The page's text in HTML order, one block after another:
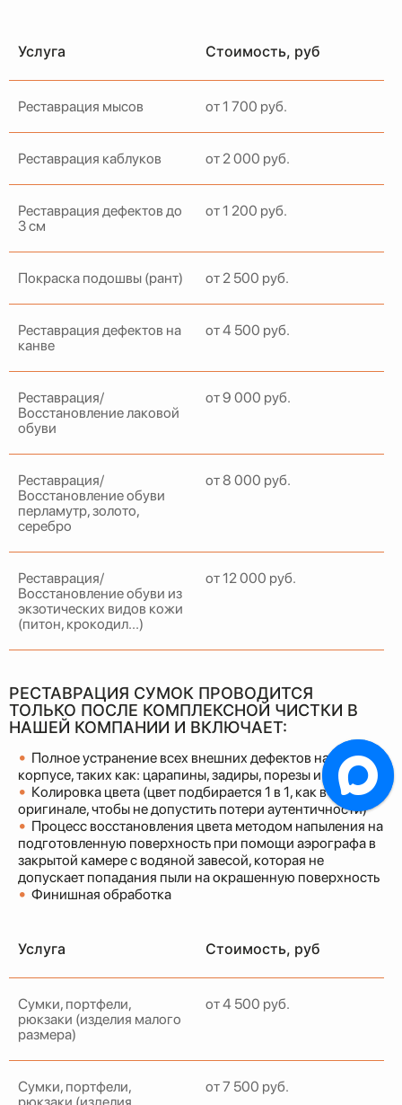
Услуга Стоимость, руб
Реставрация мысов от 1 700 руб.
Реставрация каблуков от 2 000 руб.
Реставрация дефектов до
3 см
от 1 200 руб.
Покраска подошвы (рант) от 2 500 руб.
Реставрация дефектов на
канве
от 4 500 руб.
Реставрация/
Восстановление лаковой
обуви
от 9 000 руб.
Реставрация/
Восстановление обуви
перламутр, золото,
серебро
от 8 000 руб.
Реставрация/
Восстановление обуви из
экзотических видов кожи
(питон, крокодил...)
от 12 000 руб.
РЕСТАВРАЦИЯ СУМОК ПРОВОДИТСЯ
ТОЛЬКО ПОСЛЕ КОМПЛЕКСНОЙ ЧИСТКИ В
НАШЕЙ КОМПАНИИ И ВКЛЮЧАЕТ:
• Полное устранение всех внешних дефектов на
корпусе, таких как: царапины, задиры, порезы и т.д.
• Колировка цвета (цвет подбирается 1 в 1, как в
оригинале, чтобы не допустить потери аутентичности)
• Процесс восстановления цвета методом напыления на
подготовленную поверхность при помощи аэрографа в
закрытой камере с водяной завесой, которая не
допускает попадания пыли на окрашенную поверхность
• Финишная обработка
Услуга Стоимость, руб
Сумки, портфели,
рюкзаки (изделия малого
размера)
от 4 500 руб.
Сумки, портфели,
от 7 500 руб.